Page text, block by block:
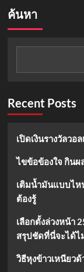
ปู่
ถา
เกจิ
แห่ง
ค้นหา
Recent Posts
เปิดเงินรางวัลวอ
ไขข้อข้องใจ กินผ
เติมน้ำมันแบบไห
ต้องรู้
เลือกตั้งล่วงหน้า
สรุปชัดที่นี่จะได้ไ
วิธีหุงข้าวเหนียว